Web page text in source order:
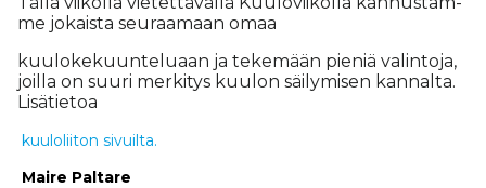
me jo­kais­ta seu­raa­maan omaa
kuu­lo­ke­kuun­te­lu­aan ja te­ke­mään pie­niä va­lin­to­ja,
joil­la on suu­ri mer­ki­tys kuu­lon säi­ly­mi­sen kan­nal­ta.
Li­sä­tie­toa
kuu­lo­lii­ton si­vuil­ta.
Mai­re Pal­ta­re